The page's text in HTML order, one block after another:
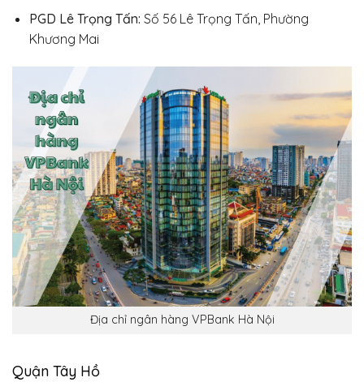
PGD Lê Trọng Tấn: Số 56 Lê Trọng Tấn, Phường
Khương Mai
Địa chỉ ngân hàng VPBank Hà Nội
Quận Tây Hồ